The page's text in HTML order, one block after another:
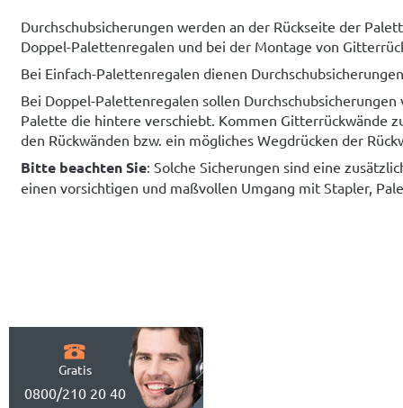
Durchschubsicherungen werden an der Rückseite der
Doppel-Palettenregalen und bei der Montage von
Bei Einfach-Palettenregalen dienen
Bei Doppel-Palettenregalen sollen
Palette die hintere verschiebt. Kommen Gitterrückwände
den Rückwänden bzw. ein mögliches Wegdrücken der
Bitte beachten Sie: Solche Sicherungen sind eine
einen vorsichtigen und maßvollen Umgang mit Stapler,
Gratis
0800/210 20 40